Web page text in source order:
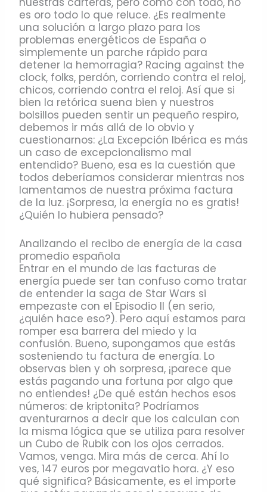
es oro todo lo que reluce. ¿Es realmente
una solución a largo plazo para los
problemas energéticos de España o
simplemente un parche rápido para
detener la hemorragia? Racing against the
clock, folks, perdón, corriendo contra el reloj,
chicos, corriendo contra el reloj. Así que si
bien la retórica suena bien y nuestros
bolsillos pueden sentir un pequeño respiro,
debemos ir más allá de lo obvio y
cuestionarnos: ¿La Excepción Ibérica es más
un caso de excepcionalismo mal
entendido? Bueno, esa es la cuestión que
todos deberíamos considerar mientras nos
lamentamos de nuestra próxima factura
de la luz. ¡Sorpresa, la energía no es gratis!
¿Quién lo hubiera pensado?
Analizando el recibo de energía de la casa
promedio española
Entrar en el mundo de las facturas de
energía puede ser tan confuso como tratar
de entender la saga de Star Wars si
empezaste con el Episodio II (en serio,
¿quién hace eso?). Pero aquí estamos para
romper esa barrera del miedo y la
confusión. Bueno, supongamos que estás
sosteniendo tu factura de energía. Lo
observas bien y oh sorpresa, ¡parece que
estás pagando una fortuna por algo que
no entiendes! ¿De qué están hechos esos
números: de kriptonita? Podríamos
aventurarnos a decir que los calculan con
la misma lógica que se utiliza para resolver
un Cubo de Rubik con los ojos cerrados.
Vamos, venga. Mira más de cerca. Ahí lo
ves, 147 euros por megavatio hora. ¿Y eso
qué significa? Básicamente, es el importe